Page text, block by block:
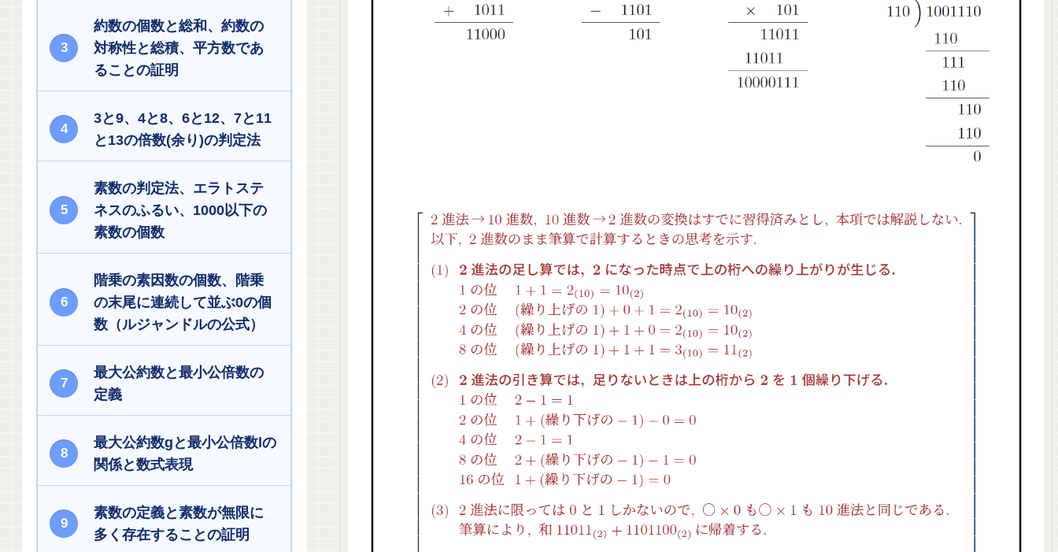
約数の個数と総和、約数の
対称性と総積、平方数であ
ることの証明
3と9、4と8、6と12、7と11
と13の倍数(余り)の判定法
素数の判定法、エラトステ
ネスのふるい、1000以下の
素数の個数
階乗の素因数の個数、階乗
の末尾に連続して並ぶ0の個
数（ルジャンドルの公式）
最大公約数と最小公倍数の
定義
最大公約数gと最小公倍数lの
関係と数式表現
素数の定義と素数が無限に
多く存在することの証明